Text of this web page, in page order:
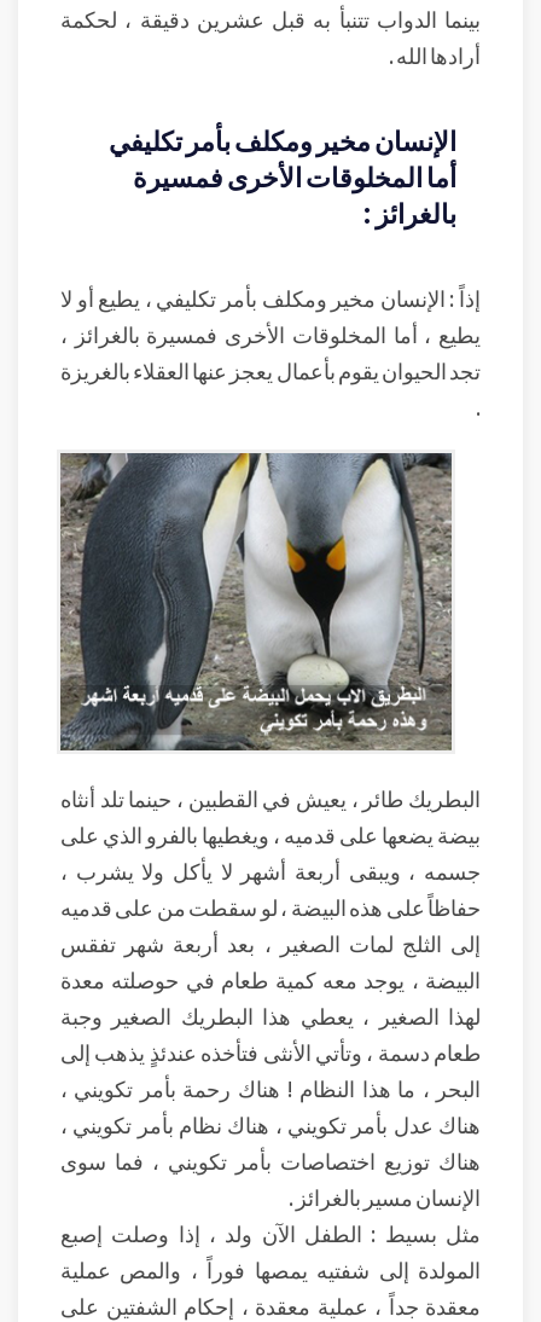
بينما الدواب تتنبأ به قبل عشرين دقيقة ، لحكمة
أرادها الله .
الإنسان مخير ومكلف بأمر تكليفي
أما المخلوقات الأخرى فمسيرة
بالغرائز :
إذاً : الإنسان مخير ومكلف بأمر تكليفي ، يطيع أو لا
يطيع ، أما المخلوقات الأخرى فمسيرة بالغرائز ،
تجد الحيوان يقوم بأعمال يعجز عنها العقلاء بالغريزة
.
البطريك طائر ، يعيش في القطبين ، حينما تلد أنثاه
بيضة يضعها على قدميه ، ويغطيها بالفرو الذي على
جسمه ، ويبقى أربعة أشهر لا يأكل ولا يشرب ،
حفاظاً على هذه البيضة ، لو سقطت من على قدميه
إلى الثلج لمات الصغير ، بعد أربعة شهر تفقس
البيضة ، يوجد معه كمية طعام في حوصلته معدة
لهذا الصغير ، يعطي هذا البطريك الصغير وجبة
طعام دسمة ، وتأتي الأنثى فتأخذه عندئذٍ يذهب إلى
البحر ، ما هذا النظام ! هناك رحمة بأمر تكويني ،
هناك عدل بأمر تكويني ، هناك نظام بأمر تكويني ،
هناك توزيع اختصاصات بأمر تكويني ، فما سوى
الإنسان مسير بالغرائز .
مثل بسيط : الطفل الآن ولد ، إذا وصلت إصبع
المولدة إلى شفتيه يمصها فوراً ، والمص عملية
معقدة جداً ، عملية معقدة ، إحكام الشفتين على